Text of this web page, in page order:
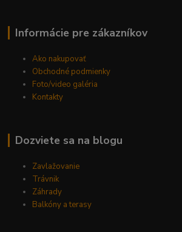
Informácie pre zákazníkov
Ako nakupovať
Obchodné podmienky
Foto/video galéria
Kontakty
Dozviete sa na blogu
Zavlažovanie
Trávnik
Záhrady
Balkóny a terasy